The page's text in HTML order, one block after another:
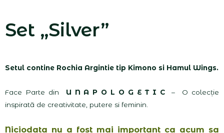
Set „Silver”
Setul contine Rochia Argintie tip Kimono si Hamul Wings.
Face Parte din U N A P O L O G E T I C
– O colecție
inspirată de creativitate, putere si feminin.
Niciodata nu a fost mai important ca acum sa